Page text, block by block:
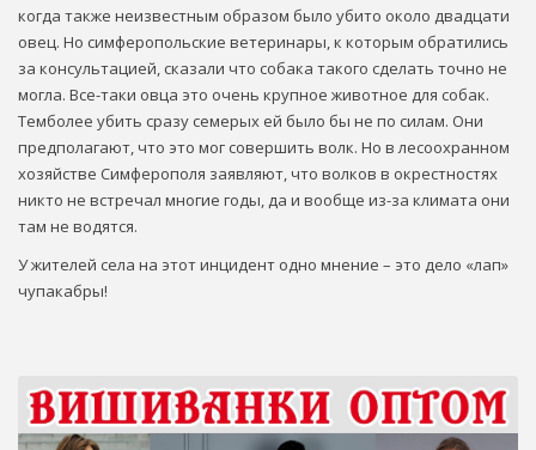
когда также неизвестным образом было убито около двадцати
овец. Но симферопольские ветеринары, к которым обратились
за консультацией, сказали что собака такого сделать точно не
могла. Все-таки овца это очень крупное животное для собак.
Темболее убить сразу семерых ей было бы не по силам. Они
предполагают, что это мог совершить волк. Но в лесоохранном
хозяйстве Симферополя заявляют, что волков в окрестностях
никто не встречал многие годы, да и вообще из-за климата они
там не водятся.
У жителей села на этот инцидент одно мнение – это дело «лап»
чупакабры!